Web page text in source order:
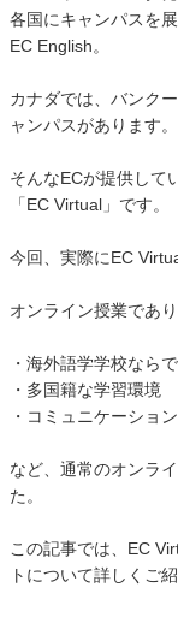
各国にキャンパスを
EC English。
カナダでは、バンク
ャンパスがあります。
そんなECが提供して
「EC Virtual」です。
今回、実際にEC
オンライン授業であ
・海外語学学校なら
・多国籍な学習環境
・コミュニケーショ
など、通常のオンラ
た。
この記事では、EC
トについて詳しくご